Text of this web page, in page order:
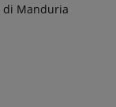
di Manduria